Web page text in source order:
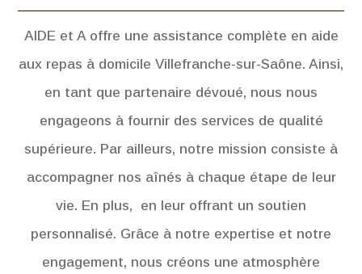
AIDE et A offre une assistance complète en aide
aux repas à domicile Villefranche-sur-Saône. Ainsi,
en tant que partenaire dévoué, nous nous
engageons à fournir des services de qualité
supérieure. Par ailleurs, notre mission consiste à
accompagner nos aînés à chaque étape de leur
vie. En plus, en leur offrant un soutien
personnalisé. Grâce à notre expertise et notre
engagement, nous créons une atmosphère